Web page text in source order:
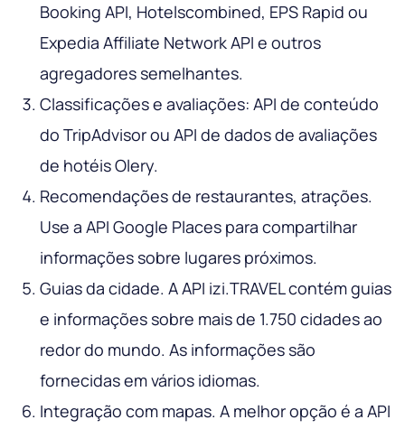
Booking API, Hotelscombined, EPS Rapid ou
Expedia Affiliate Network API e outros
agregadores semelhantes.
Classificações e avaliações: API de conteúdo
do TripAdvisor ou API de dados de avaliações
de hotéis Olery.
Recomendações de restaurantes, atrações.
Use a API Google Places para compartilhar
informações sobre lugares próximos.
Guias da cidade. A API izi.TRAVEL contém guias
e informações sobre mais de 1.750 cidades ao
redor do mundo. As informações são
fornecidas em vários idiomas.
Integração com mapas. A melhor opção é a API